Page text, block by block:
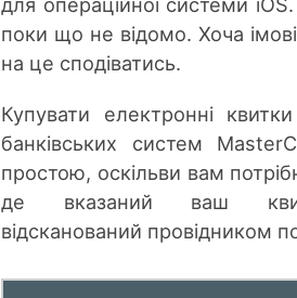
поки що не відомо. Хоча
на це сподіватись.
Купувати електронні
банківських систем
простою, оскільви вам
де вказаний ваш
відсканований провідником